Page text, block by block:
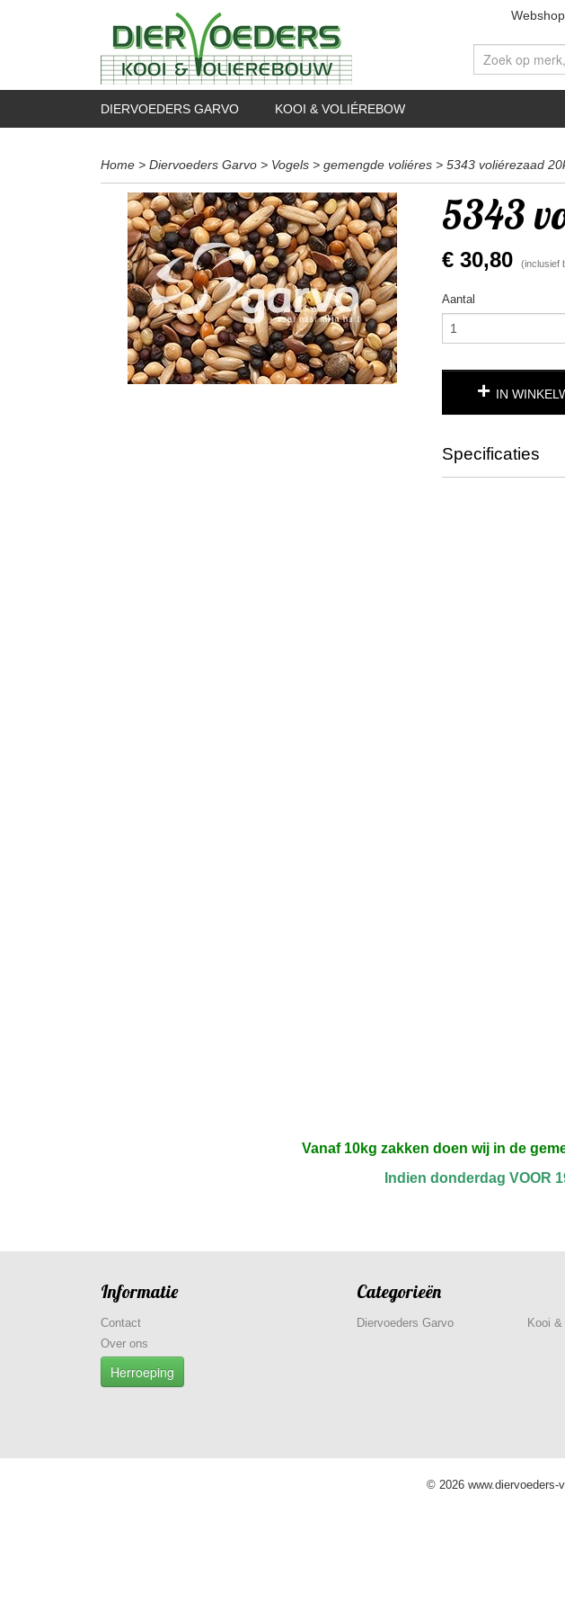
Webshop
DIERVOEDERS GARVO KOOI & VOLIÉREBOW
Home > Diervoeders Garvo > Vogels > gemengde voliéres > 5343 voliérezaad
5343
€ 30,80 (inclusief
Aantal
IN
Specificaties
Vanaf 10kg zakken doen wij in de
Indien donderdag VOOR
Informatie
Contact
Over ons
Herroeping
Categorieën
Diervoeders Garvo Kooi
© 2026 www.diervoeders-